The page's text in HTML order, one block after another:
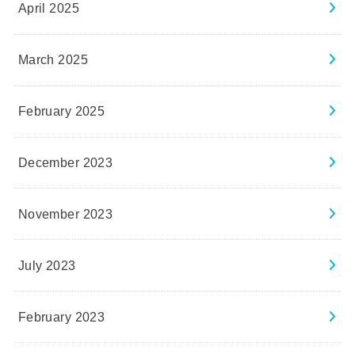
April 2025
March 2025
February 2025
December 2023
November 2023
July 2023
February 2023